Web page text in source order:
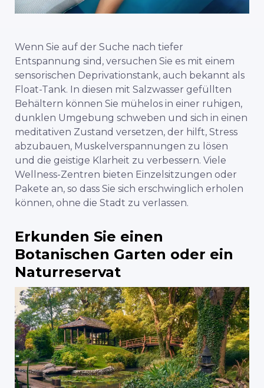
Wenn Sie auf der Suche nach tiefer
Entspannung sind, versuchen Sie es mit einem
sensorischen Deprivationstank, auch bekannt als
Float-Tank. In diesen mit Salzwasser gefüllten
Behältern können Sie mühelos in einer ruhigen,
dunklen Umgebung schweben und sich in einen
meditativen Zustand versetzen, der hilft, Stress
abzubauen, Muskelverspannungen zu lösen
und die geistige Klarheit zu verbessern. Viele
Wellness-Zentren bieten Einzelsitzungen oder
Pakete an, so dass Sie sich erschwinglich erholen
können, ohne die Stadt zu verlassen.
Erkunden Sie einen
Botanischen Garten oder ein
Naturreservat